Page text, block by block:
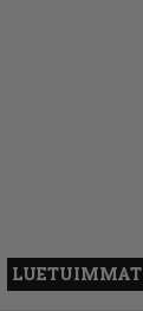
LUETUIMMAT